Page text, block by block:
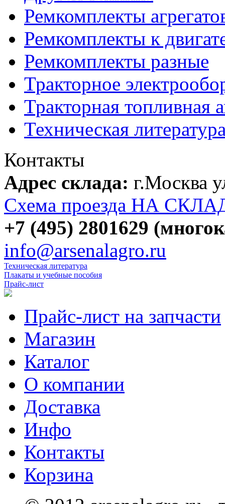
Ремкомплекты
Ремкомплекты к
Ремкомплекты разные
Тракторное
Тракторная топливная
Техническая
Контакты
Адрес склада: г.Москва
Схема проезда НА
+7 (495) 2801629
info@arsenalagro.ru
Техническая литература
Плакаты и учебные пособия
Прайс-лист
Прайс-лист на запчасти
Магазин
Каталог
О компании
Доставка
Инфо
Контакты
Корзина